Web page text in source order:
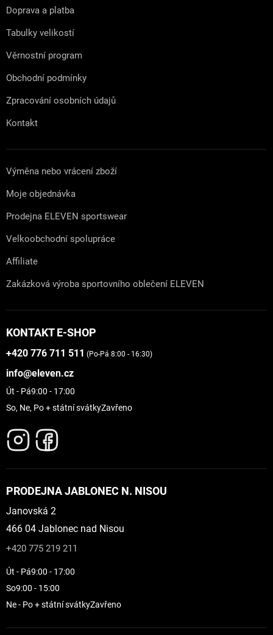
Doprava a platba
Tabulky velikostí
Věrnostní program
Obchodní podmínky
Zpracování osobních údajů
Kontakt
Výměna nebo vrácení zboží
Moje objednávka
Prodejna ELEVEN sportswear
Velkoobchodní spolupráce
Affiliate
Zakázková výroba sportovního oblečení ELEVEN
KONTAKT E-SHOP
+420 776 711 511 (Po-Pá 8:00 - 16:30)
info@eleven.cz
Út - Pá9:00 - 17:00
So, Ne, Po + státní svátkyZavřeno
PRODEJNA JABLONEC N. NISOU
Janovská 2
466 04 Jablonec nad Nisou
+420 775 219 211
Út - Pá9:00 - 17:00
So9:00 - 15:00
Ne - Po + státní svátkyZavřeno